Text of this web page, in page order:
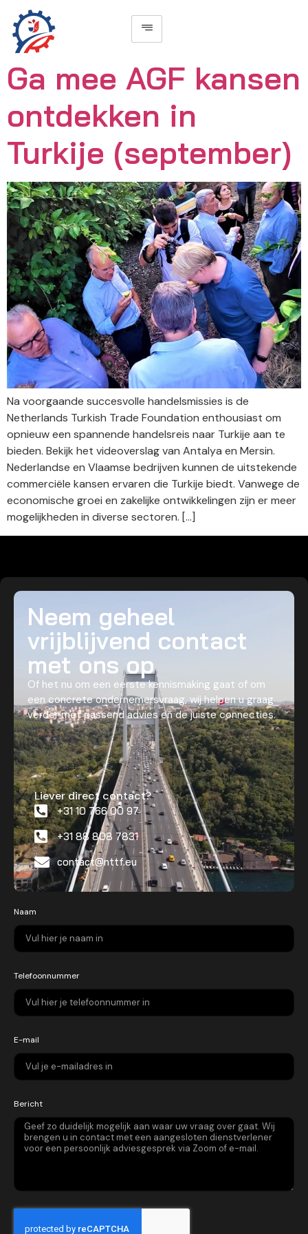
Ga mee AGF kansen
ontdekken in
Turkije (september)
Na voorgaande succesvolle handelsmissies is de
Netherlands Turkish Trade Foundation enthousiast om
opnieuw een spannende handelsreis naar Turkije aan te
bieden. Bekijk het videoverslag van Antalya en Mersin.
Nederlandse en Vlaamse bedrijven kunnen de uitstekende
commerciële kansen ervaren die Turkije biedt. Vanwege de
economische groei en zakelijke ontwikkelingen zijn er meer
mogelijkheden in diverse sectoren. […]
Neem geheel
vrijblijvend contact
met ons op
Of het nu om een eerste kennismaking gaat of om
een concrete ondernemersvraag, wij helpen u graag
verder met passend advies en de juiste connecties.
Liever direct contact?
+31 10 766 00 97
+31 88 808 7831
contact@nttf.eu
Naam
Telefoonnummer
E-mail
Bericht